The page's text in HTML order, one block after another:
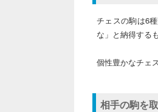
チェスの駒は6
な」と納得する
個性豊かなチェ
相手の駒を